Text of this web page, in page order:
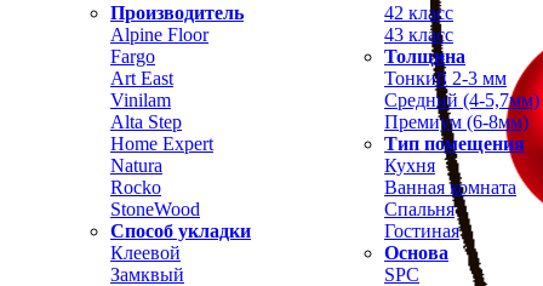
Производитель
Alpine Floor
Fargo
Art East
Vinilam
Alta Step
Home Expert
Natura
Rocko
StoneWood
Способ укладки
Клеевой
Замквый
42 класс
43 класс
Толщина
Тонкий 2-3 мм
Средний (4-5,7мм)
Премиум (6-8мм)
Тип помещения
Кухня
Ванная комната
Спальня
Гостиная
Основа
SPC